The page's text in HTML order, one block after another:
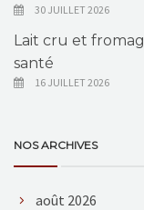
30 JUILLET 2026
Lait cru et
santé
16 JUILLET 2026
NOS ARCHIVES
août 2026